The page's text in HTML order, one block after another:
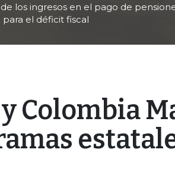
los ingresos en el pago de
para el déficit fiscal
Colombia